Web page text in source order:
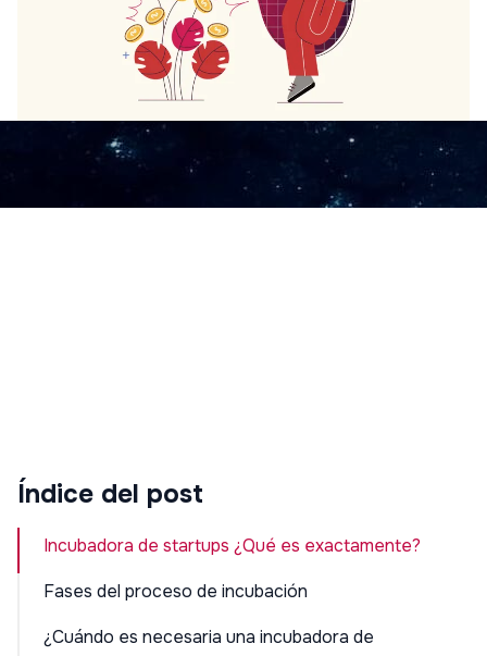
Índice del post
Incubadora de startups ¿Qué es exactamente?
Fases del proceso de incubación
¿Cuándo es necesaria una incubadora de